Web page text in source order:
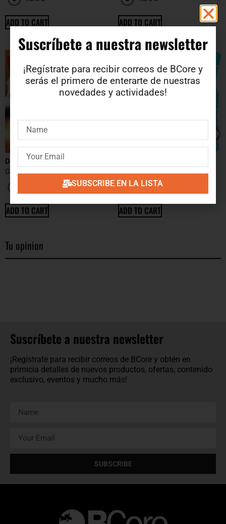
ADD TO CART ADD TO CART
Dialectics
GAS DRUMMERS
ADD TO CART
4.25€
ADD TO CART
Tu opinion
Suscríbete a nuestra newsletter
¡Regístrate para recibir correos de BCore y obtén en
primicia detalles de nuevos productos, ofertas, contenido
exclusivo, eventos y mucho más!
SUBSCRIBE
Suscríbete a nuestra newsletter​
¡Regístrate para recibir correos de BCore y
serás el primero de enterarte de nuestras
novedades y actividades!
SUBSCRIBE EN LA LISTA